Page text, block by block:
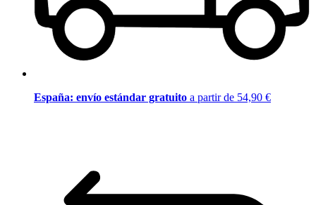
España: envío estándar gratuito a partir de 54,90 €